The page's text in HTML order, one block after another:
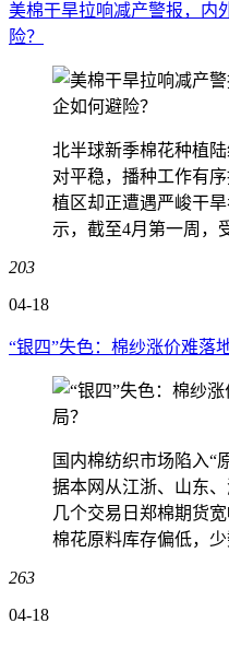
美棉干旱拉响减产警报，内
险？
北半球新季棉花种植
对平稳，播种工作有
植区却正遭遇严峻干
示，截至4月第一周，
203
04-18
“银四”失色：棉纱涨价难落
国内棉纺织市场陷入“
据本网从江浙、山东
几个交易日郑棉期货
棉花原料库存偏低，
263
04-18